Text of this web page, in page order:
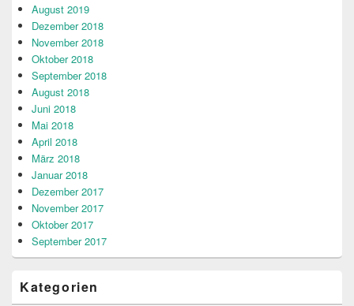
August 2019
Dezember 2018
November 2018
Oktober 2018
September 2018
August 2018
Juni 2018
Mai 2018
April 2018
März 2018
Januar 2018
Dezember 2017
November 2017
Oktober 2017
September 2017
Kategorien